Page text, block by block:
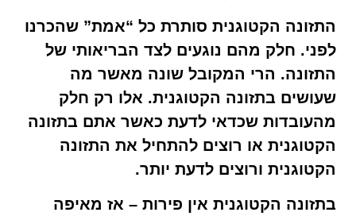
התזונה הקטוגנית סותרת כל “אמת” שהכרנו
לפני. חלק מהם נוגעים לצד הבריאותי של
התזונה. הרי המקובל שונה מאשר מה
שעושים בתזונה הקטוגנית. אלו רק חלק
מהעובדות שכדאי לדעת כאשר אתם בתזונה
הקטוגנית או רוצים להתחיל את התזונה
הקטוגנית ורוצים לדעת יותר.
בתזונה הקטוגנית אין פירות – אז מאיפה